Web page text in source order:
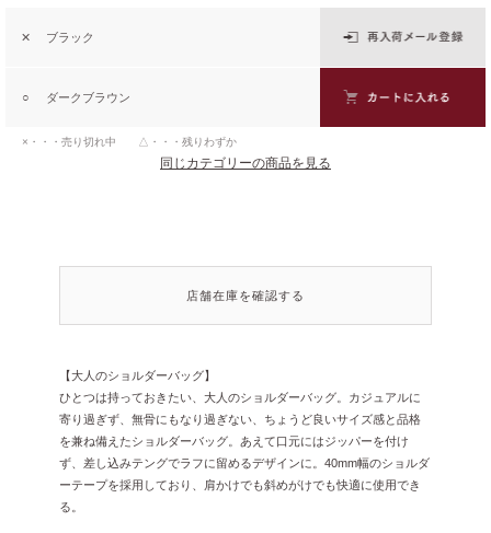
✕ ブラック
○ ダークブラウン
×・・・売り切れ中 △・・・残りわずか
同じカテゴリーの商品を見る
店舗在庫を確認する
【大人のショルダーバッグ】
ひとつは持っておきたい、大人のショルダーバッグ。カジュアルに
寄り過ぎず、無骨にもなり過ぎない、ちょうど良いサイズ感と品格
を兼ね備えたショルダーバッグ。あえて口元にはジッパーを付け
ず、差し込みテングでラフに留めるデザインに。40mm幅のショルダ
ーテープを採用しており、肩かけでも斜めがけでも快適に使用でき
る。